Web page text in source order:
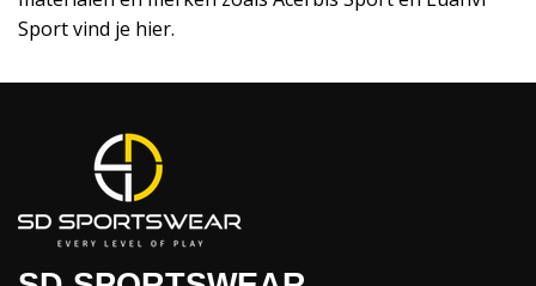
Sport vind je hier.